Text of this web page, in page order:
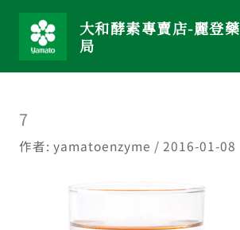
要
大和酵素專賣店-麗登藥
局
7
作者: yamatoenzyme / 2016-01-08